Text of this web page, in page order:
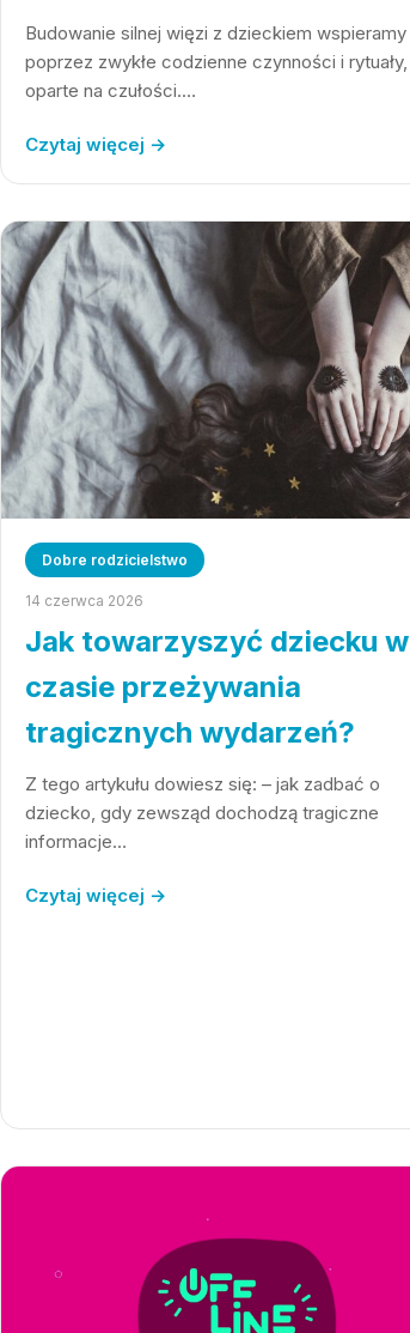
Budowanie silnej więzi z dzieckiem wspieramy
poprzez zwykłe codzienne czynności i rytuały,
oparte na czułości.…
Czytaj więcej →
Dobre rodzicielstwo
14 czerwca 2026
Jak towarzyszyć dziecku w
czasie przeżywania
tragicznych wydarzeń?
Z tego artykułu dowiesz się: – jak zadbać o
dziecko, gdy zewsząd dochodzą tragiczne
informacje…
Czytaj więcej →